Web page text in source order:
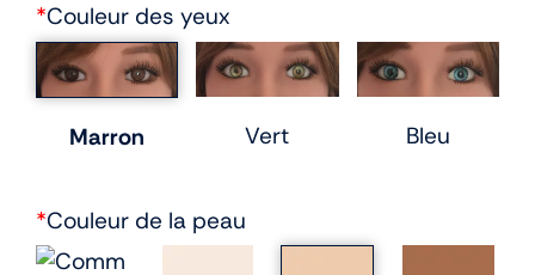
*Couleur des yeux
Marron Vert Bleu
*Couleur de la peau